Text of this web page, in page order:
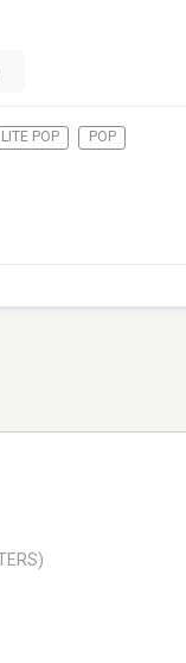
LITE POP
POP